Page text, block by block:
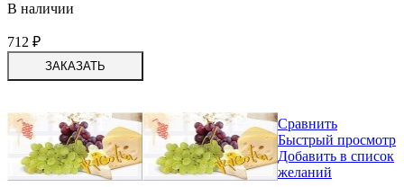
В наличии
712 ₽
ЗАКАЗАТЬ
Сравнить
Быстрый просмотр
Добавить в список
желаний